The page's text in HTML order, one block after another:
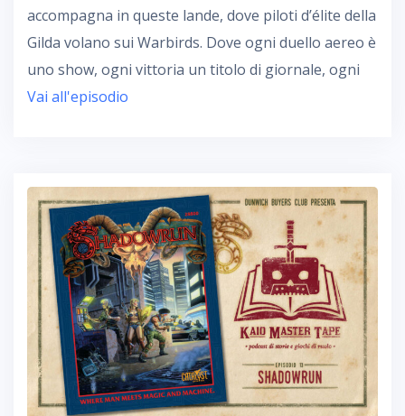
accompagna in queste lande, dove piloti d’élite della
Gilda volano sui Warbirds. Dove ogni duello aereo è
uno show, ogni vittoria un titolo di giornale, ogni
Vai all'episodio